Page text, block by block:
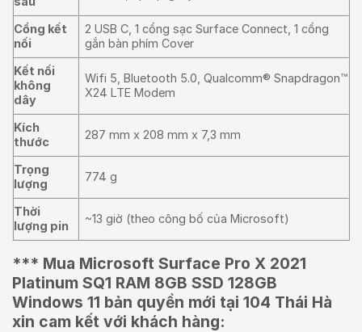
Cổng kết
nối
2 USB C, 1 cổng sạc Surface Connect, 1 cổng
gắn bàn phím Cover
Kết nối
không
dây
Wifi 5, Bluetooth 5.0, Qualcomm® Snapdragon™
X24 LTE Modem
Kích
thước
287 mm x 208 mm x 7,3 mm
Trọng
lượng
774 g
Thời
lượng pin
~13 giờ (theo công bố của Microsoft)
*** Mua Microsoft Surface Pro X 2021
Platinum SQ1 RAM 8GB SSD 128GB
Windows 11 bản quyền mới tại 104 Thái Hà
xin cam kết với khách hàng: